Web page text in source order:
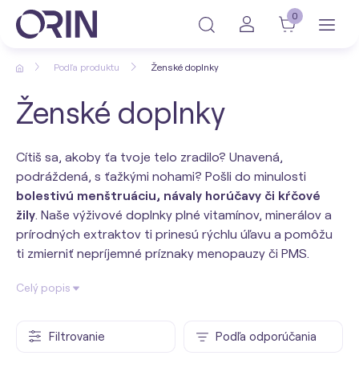
0
Podľa produktu Ženské doplnky
Ženské doplnky
Cítiš sa, akoby ťa tvoje telo zradilo? Unavená,
podráždená, s ťažkými nohami? Pošli do minulosti
bolestivú menštruáciu, návaly horúčavy či kŕčové
žily. Naše výživové doplnky plné vitamínov, minerálov a
prírodných extraktov ti prinesú rýchlu úľavu a pomôžu
ti zmierniť nepríjemné príznaky menopauzy či PMS.
Celý popis
Filtrovanie Podľa odporúčania